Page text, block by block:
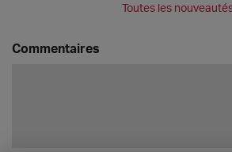
Toutes les
Commentaires